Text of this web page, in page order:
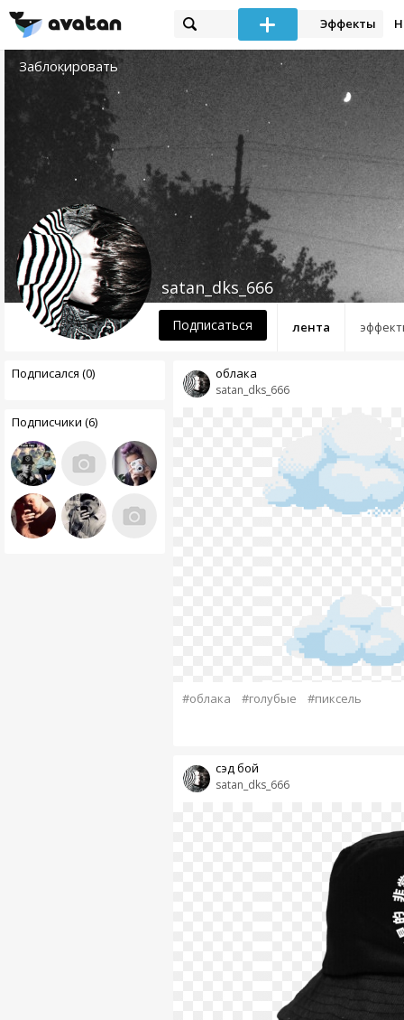
Эффекты
Заблокировать
лента
satan_dks_666
Подписаться
Подписался (0)
Подписчики (6)
satan_dks_666
облака
#облака #голубые #пиксель
satan_dks_666
сэд бой